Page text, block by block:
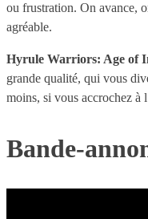
ou frustration. On avance,
agréable.
Hyrule Warriors: Age of
grande qualité, qui vous
moins, si vous accrochez à
Bande-